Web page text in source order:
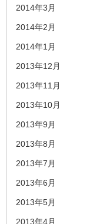
2014年3月
2014年2月
2014年1月
2013年12月
2013年11月
2013年10月
2013年9月
2013年8月
2013年7月
2013年6月
2013年5月
2013年4月